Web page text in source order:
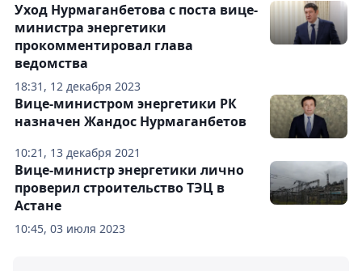
18:31, 12 декабря 2023
Уход Нурмаганбетова с поста вице-
министра энергетики
прокомментировал глава
ведомства
10:21, 13 декабря 2021
Вице-министром энергетики РК
назначен Жандос Нурмаганбетов
10:45, 03 июля 2023
Вице-министр энергетики лично
проверил строительство ТЭЦ в
Астане